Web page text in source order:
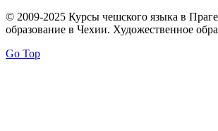
© 2009-2025 Курсы чешского языка в
образование в Чехии. Художественное
Go Top